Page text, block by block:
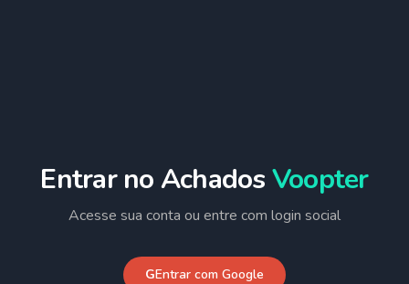
Entrar no AchadosVoopter
Acesse sua conta ou entre com login social
GEntrar com Google